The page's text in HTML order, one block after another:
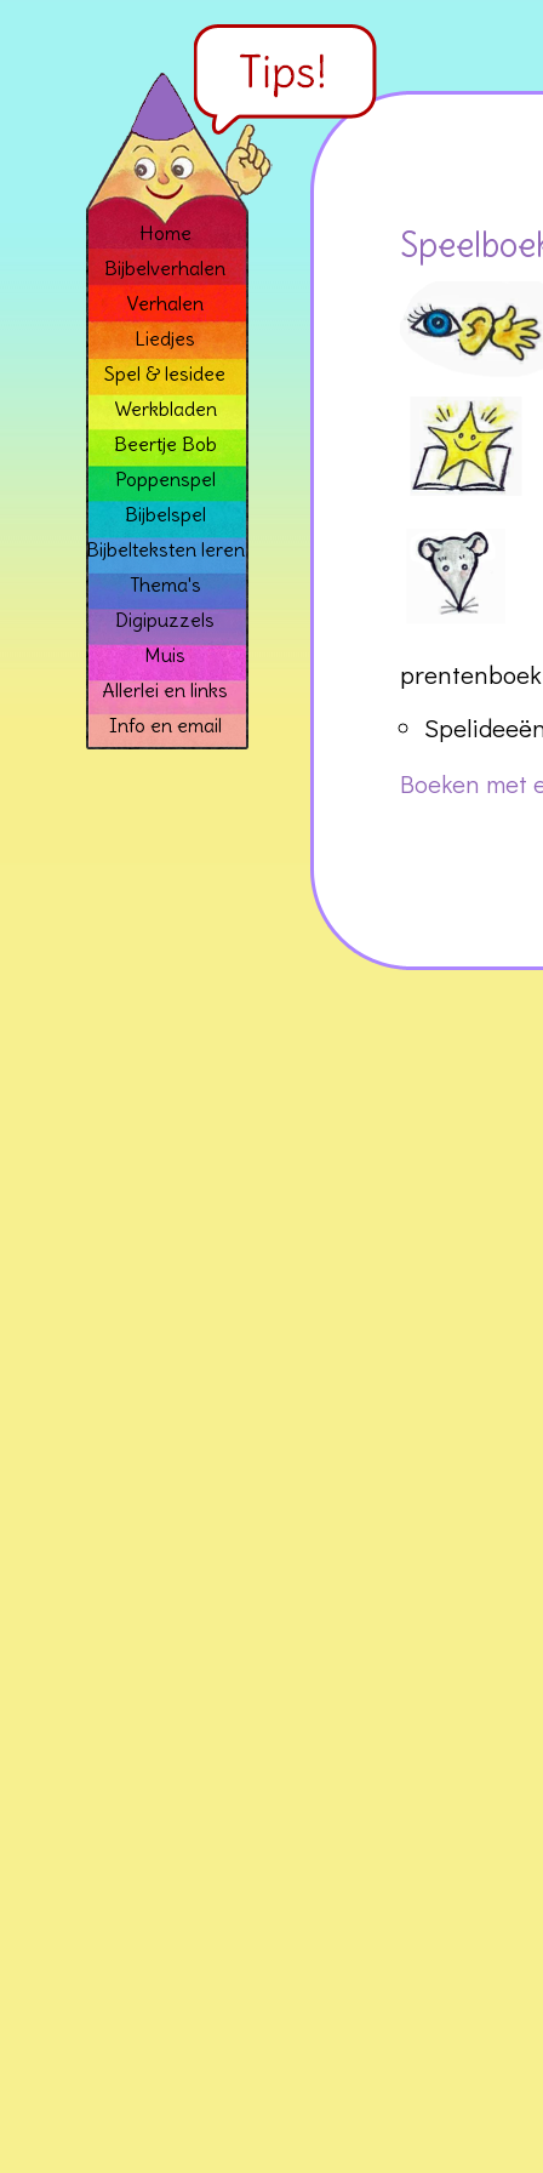
Home
Bijbelverhalen
Verhalen
Liedjes
Spel & lesidee
Werkbladen
Beertje Bob
Poppenspel
Bijbelspel
Bijbelteksten leren
Thema's
Digipuzzels
Muis
Allerlei en links
Info en email
Boeken met